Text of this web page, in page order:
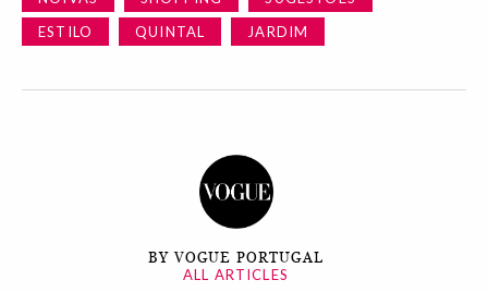
ESTILO
QUINTAL JARDIM
BY VOGUE PORTUGAL
ALL ARTICLES